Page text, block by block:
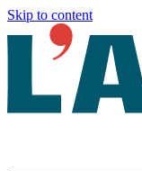
Skip to content